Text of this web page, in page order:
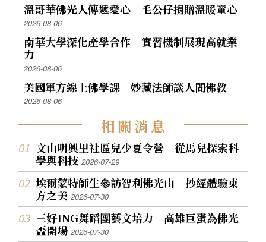
溫哥華佛光人傳遞愛心 毛公仔捐贈溫暖童心
2026-08-06
南華大學深化產學合作 實習機制展現高就業
力
2026-08-06
美國軍方線上佛學課 妙藏法師談人間佛教
2026-08-06
相關消息
文山明興里社區兒少夏令營 從馬兒探索科
學與科技2026-07-29
埃爾蒙特師生參訪智利佛光山 抄經體驗東
方之美2026-07-30
三好ING舞蹈團藝文培力 高雄巨蛋為佛光
盃開場2026-07-30